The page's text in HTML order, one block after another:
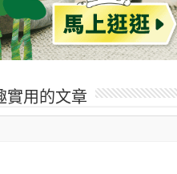
實用的文章